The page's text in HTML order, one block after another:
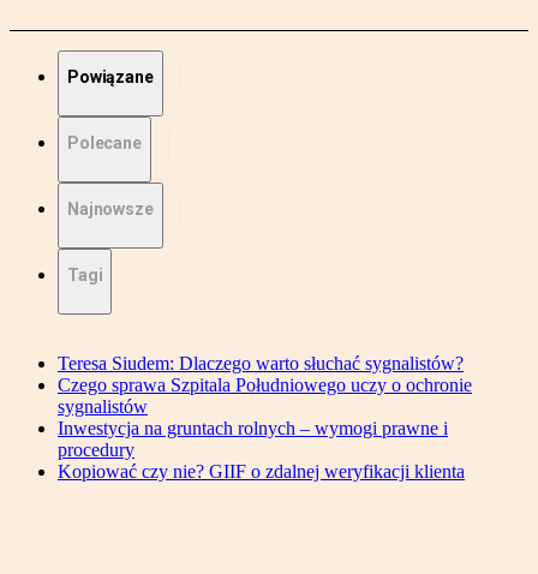
Powiązane
Polecane
Najnowsze
Tagi
Teresa Siudem: Dlaczego warto słuchać sygnalistów?
Czego sprawa Szpitala Południowego uczy o ochronie
sygnalistów
Inwestycja na gruntach rolnych – wymogi prawne i
procedury
Kopiować czy nie? GIIF o zdalnej weryfikacji klienta